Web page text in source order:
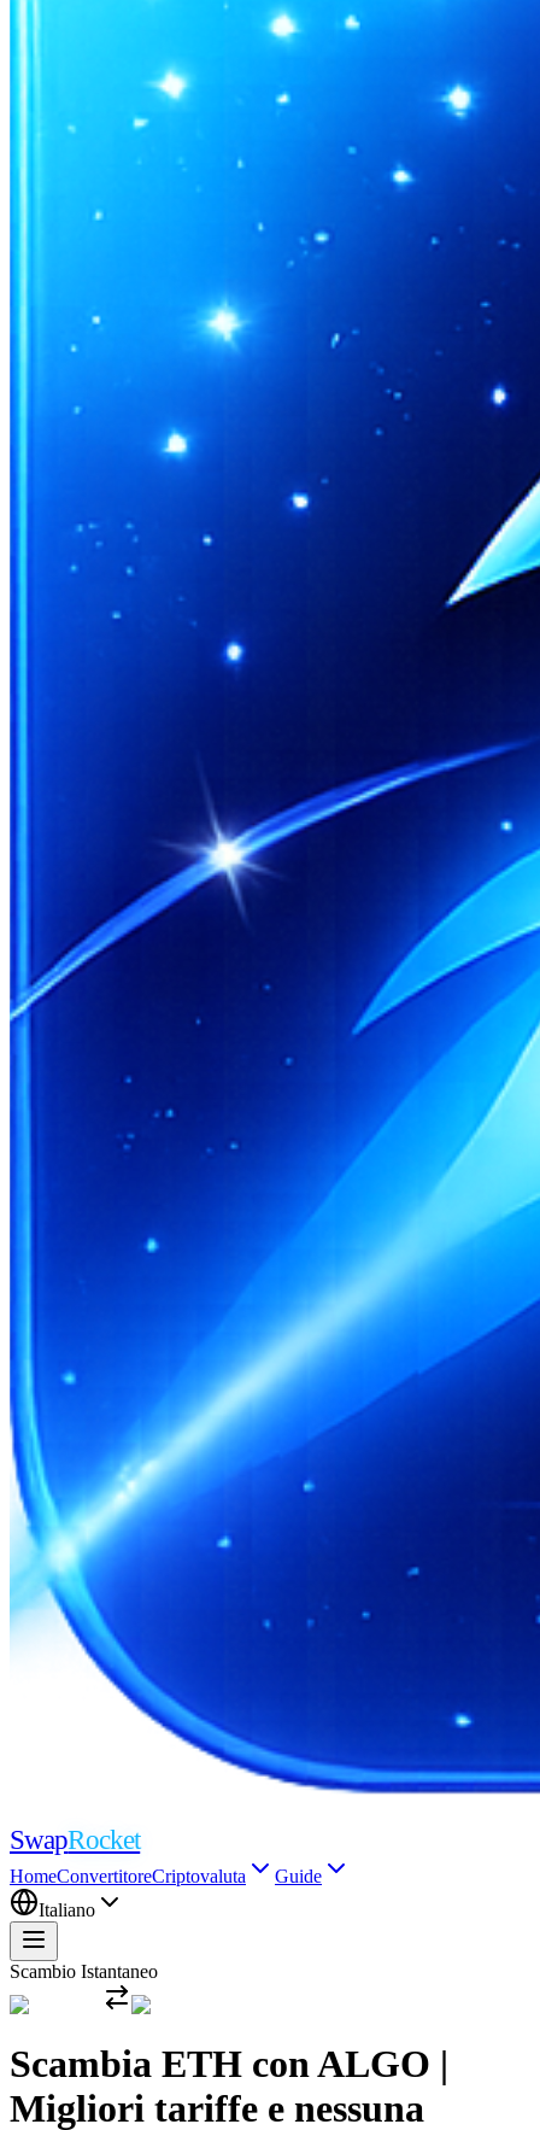
SwapRocket
HomeConvertitoreCriptovaluta
Guide
Italiano
Scambio Istantaneo
Scambia ETH con ALGO |
Migliori tariffe e nessuna